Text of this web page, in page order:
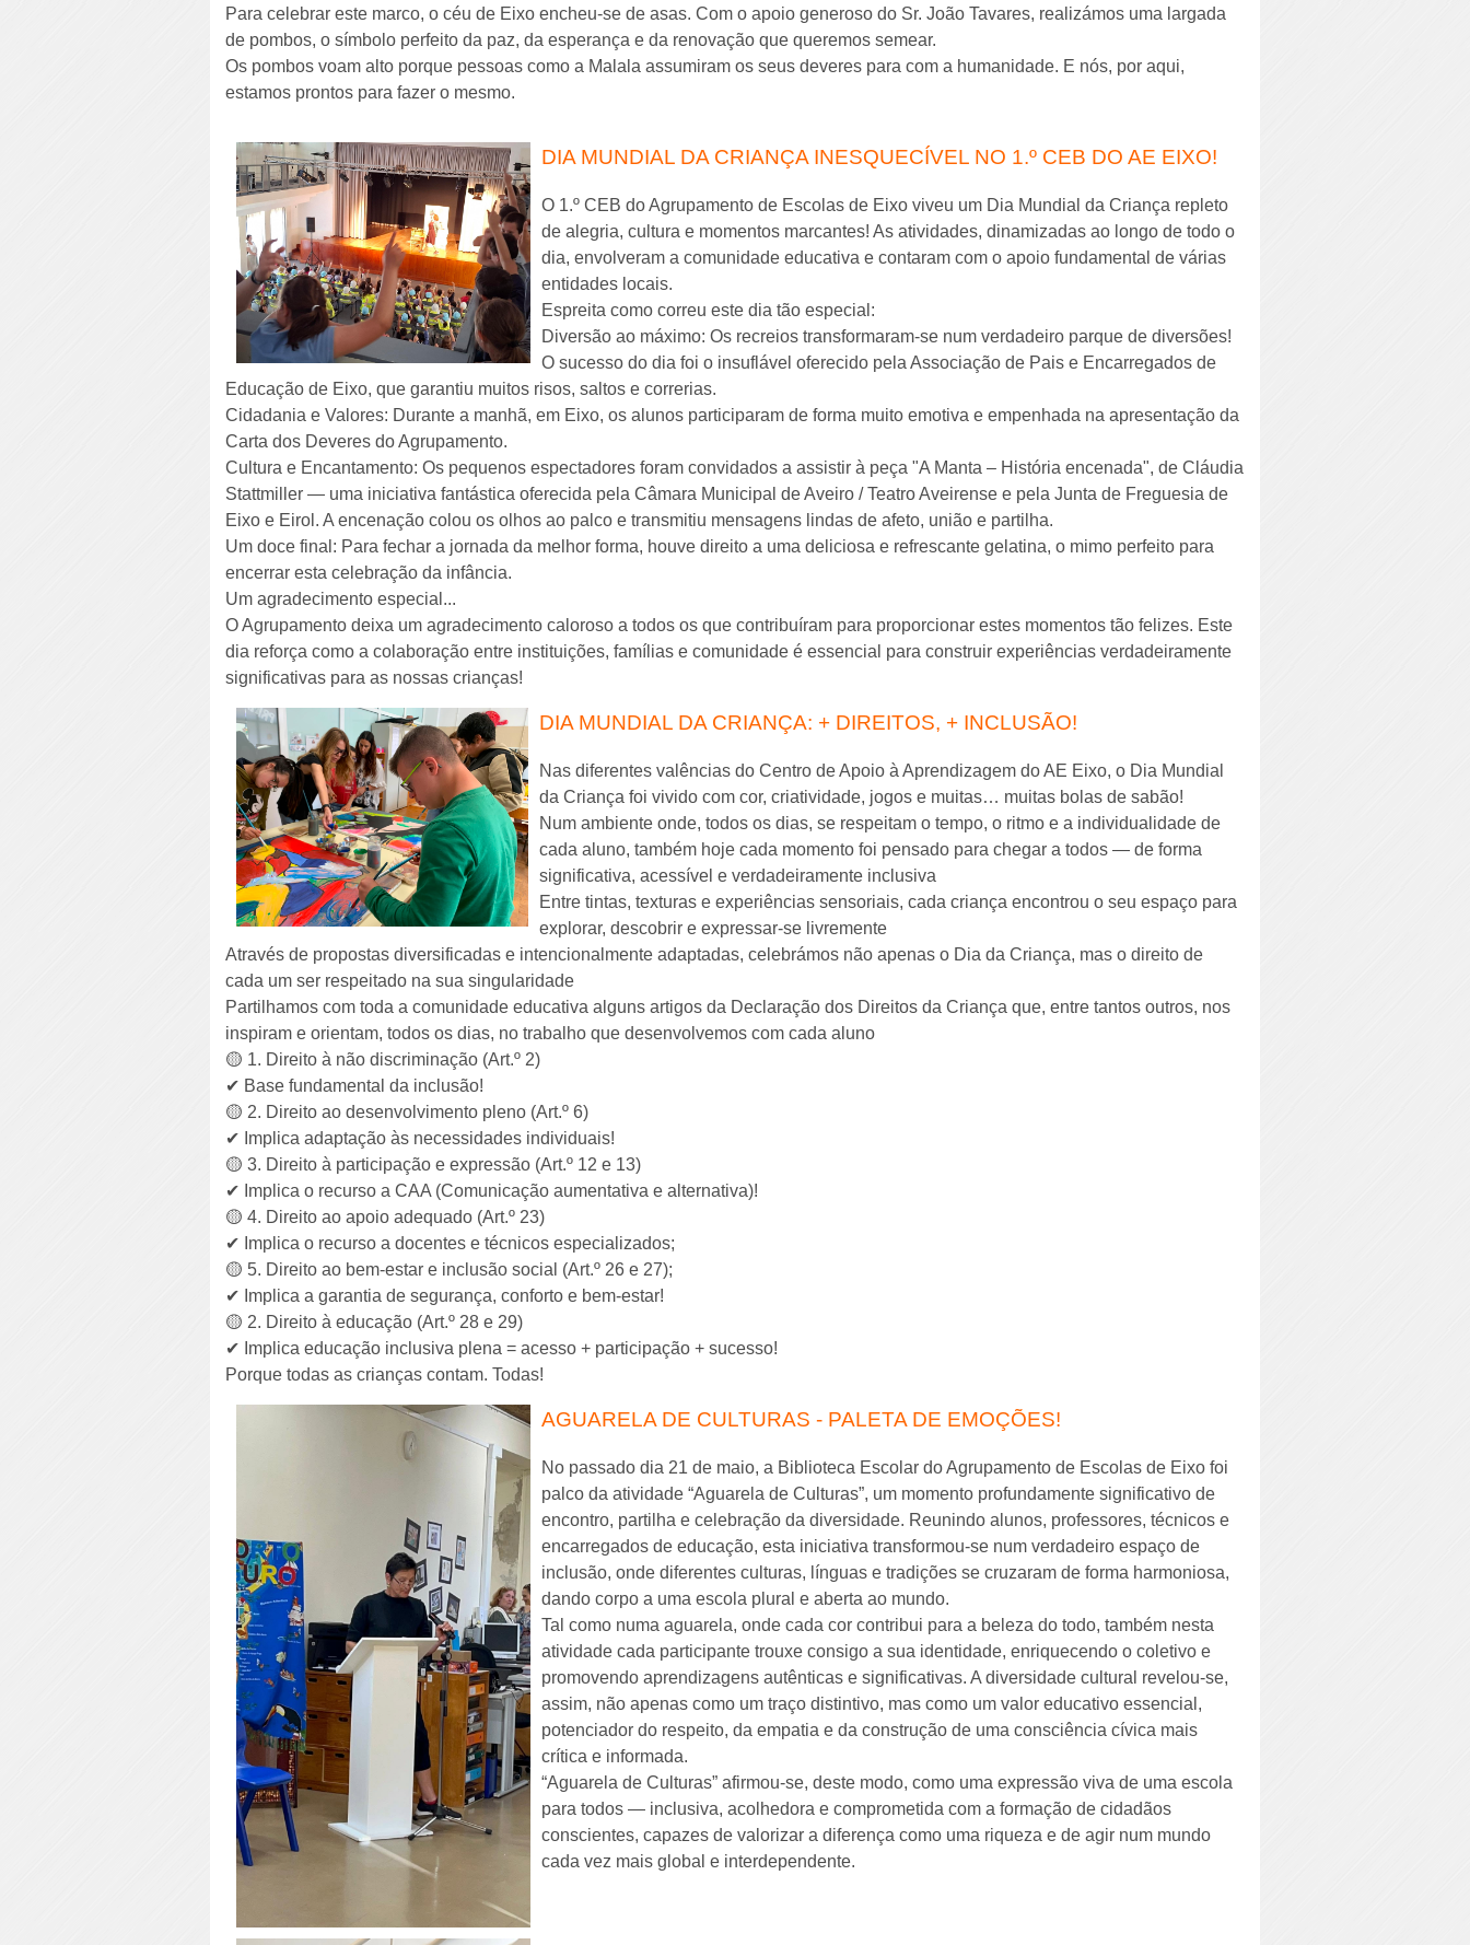
Para celebrar este marco, o céu de Eixo encheu-se de asas. Com o apoio generoso do Sr. João Tavares, realizámos uma largada
de pombos, o símbolo perfeito da paz, da esperança e da renovação que queremos semear.
Os pombos voam alto porque pessoas como a Malala assumiram os seus deveres para com a humanidade. E nós, por aqui,
estamos prontos para fazer o mesmo.
DIA MUNDIAL DA CRIANÇA INESQUECÍVEL NO 1.º CEB DO AE EIXO!
O 1.º CEB do Agrupamento de Escolas de Eixo viveu um Dia Mundial da Criança repleto
de alegria, cultura e momentos marcantes! As atividades, dinamizadas ao longo de todo o
dia, envolveram a comunidade educativa e contaram com o apoio fundamental de várias
entidades locais.
Espreita como correu este dia tão especial:
Diversão ao máximo: Os recreios transformaram-se num verdadeiro parque de diversões!
O sucesso do dia foi o insuflável oferecido pela Associação de Pais e Encarregados de
Educação de Eixo, que garantiu muitos risos, saltos e correrias.
Cidadania e Valores: Durante a manhã, em Eixo, os alunos participaram de forma muito emotiva e empenhada na apresentação da
Carta dos Deveres do Agrupamento.
Cultura e Encantamento: Os pequenos espectadores foram convidados a assistir à peça "A Manta – História encenada", de Cláudia
Stattmiller — uma iniciativa fantástica oferecida pela Câmara Municipal de Aveiro / Teatro Aveirense e pela Junta de Freguesia de
Eixo e Eirol. A encenação colou os olhos ao palco e transmitiu mensagens lindas de afeto, união e partilha.
Um doce final: Para fechar a jornada da melhor forma, houve direito a uma deliciosa e refrescante gelatina, o mimo perfeito para
encerrar esta celebração da infância.
Um agradecimento especial...
O Agrupamento deixa um agradecimento caloroso a todos os que contribuíram para proporcionar estes momentos tão felizes. Este
dia reforça como a colaboração entre instituições, famílias e comunidade é essencial para construir experiências verdadeiramente
significativas para as nossas crianças!
DIA MUNDIAL DA CRIANÇA: + DIREITOS, + INCLUSÃO!
Nas diferentes valências do Centro de Apoio à Aprendizagem do AE Eixo, o Dia Mundial
da Criança foi vivido com cor, criatividade, jogos e muitas… muitas bolas de sabão!
Num ambiente onde, todos os dias, se respeitam o tempo, o ritmo e a individualidade de
cada aluno, também hoje cada momento foi pensado para chegar a todos — de forma
significativa, acessível e verdadeiramente inclusiva
Entre tintas, texturas e experiências sensoriais, cada criança encontrou o seu espaço para
explorar, descobrir e expressar-se livremente
Através de propostas diversificadas e intencionalmente adaptadas, celebrámos não apenas o Dia da Criança, mas o direito de
cada um ser respeitado na sua singularidade
Partilhamos com toda a comunidade educativa alguns artigos da Declaração dos Direitos da Criança que, entre tantos outros, nos
inspiram e orientam, todos os dias, no trabalho que desenvolvemos com cada aluno
🟡 1. Direito à não discriminação (Art.º 2)
✔ Base fundamental da inclusão!
🟡 2. Direito ao desenvolvimento pleno (Art.º 6)
✔ Implica adaptação às necessidades individuais!
🟡 3. Direito à participação e expressão (Art.º 12 e 13)
✔ Implica o recurso a CAA (Comunicação aumentativa e alternativa)!
🟡 4. Direito ao apoio adequado (Art.º 23)
✔ Implica o recurso a docentes e técnicos especializados;
🟡 5. Direito ao bem-estar e inclusão social (Art.º 26 e 27);
✔ Implica a garantia de segurança, conforto e bem-estar!
🟡 2. Direito à educação (Art.º 28 e 29)
✔ Implica educação inclusiva plena = acesso + participação + sucesso!
Porque todas as crianças contam. Todas!
AGUARELA DE CULTURAS - PALETA DE EMOÇÕES!
No passado dia 21 de maio, a Biblioteca Escolar do Agrupamento de Escolas de Eixo foi
palco da atividade “Aguarela de Culturas”, um momento profundamente significativo de
encontro, partilha e celebração da diversidade. Reunindo alunos, professores, técnicos e
encarregados de educação, esta iniciativa transformou-se num verdadeiro espaço de
inclusão, onde diferentes culturas, línguas e tradições se cruzaram de forma harmoniosa,
dando corpo a uma escola plural e aberta ao mundo.
Tal como numa aguarela, onde cada cor contribui para a beleza do todo, também nesta
atividade cada participante trouxe consigo a sua identidade, enriquecendo o coletivo e
promovendo aprendizagens autênticas e significativas. A diversidade cultural revelou-se,
assim, não apenas como um traço distintivo, mas como um valor educativo essencial,
potenciador do respeito, da empatia e da construção de uma consciência cívica mais
crítica e informada.
“Aguarela de Culturas” afirmou-se, deste modo, como uma expressão viva de uma escola
para todos — inclusiva, acolhedora e comprometida com a formação de cidadãos
conscientes, capazes de valorizar a diferença como uma riqueza e de agir num mundo
cada vez mais global e interdependente.